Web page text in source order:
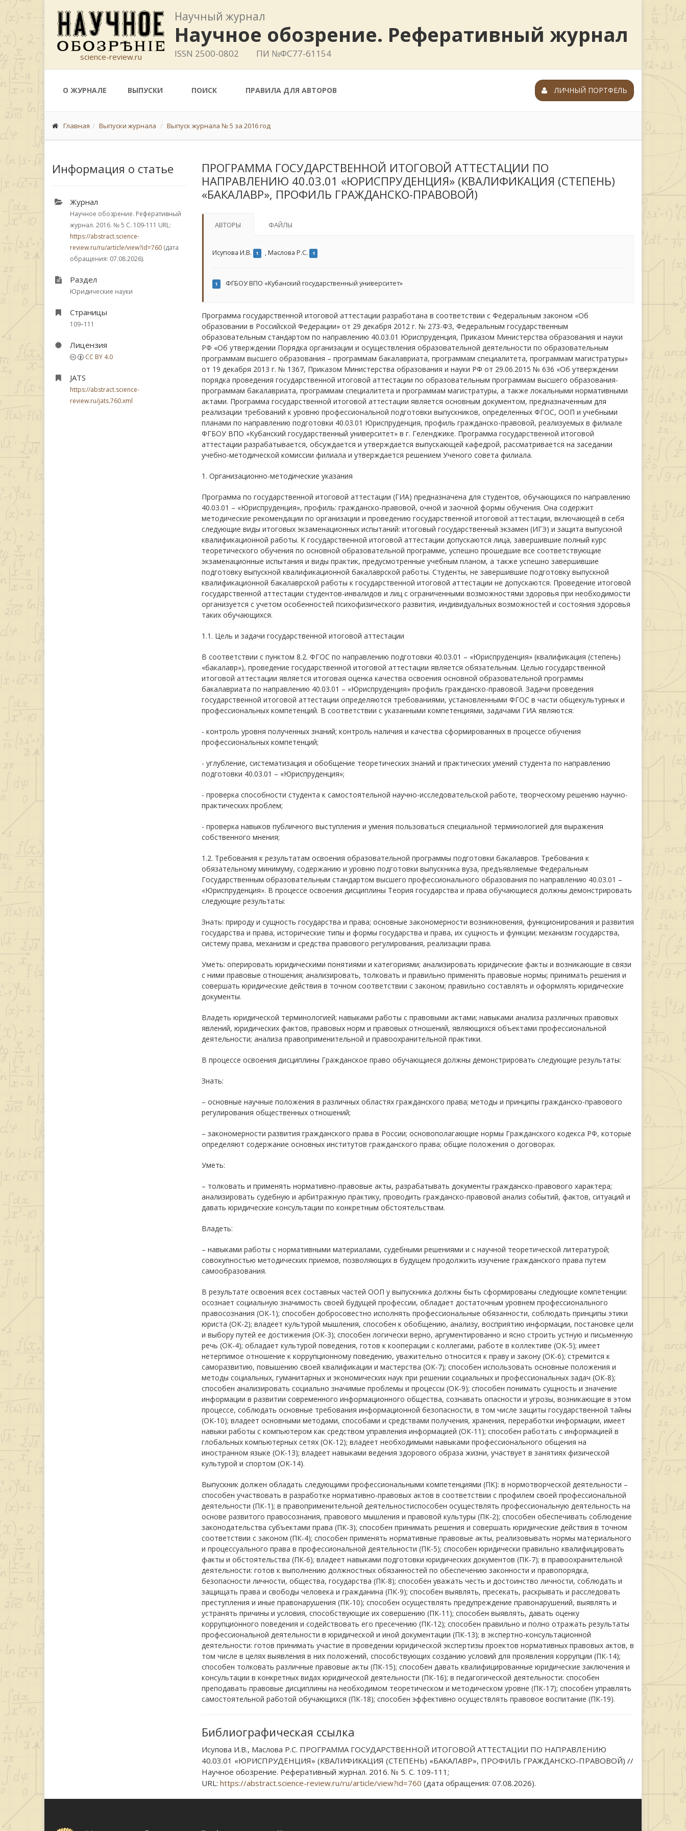
science-review.ru
Научный журнал
Научное обозрение. Реферативный журнал
ISSN 2500-0802 ПИ №ФС77-61154
О ЖУРНАЛЕ ВЫПУСКИ ПОИСК ПРАВИЛА ДЛЯ АВТОРОВ ЛИЧНЫЙ ПОРТФЕЛЬ
Главная Выпуски журнала Выпуск журнала № 5 за 2016 год
Информация о статье
Журнал
Научное обозрение. Реферативный
журнал. 2016. № 5 С. 109-111 URL:
https://abstract.science-
review.ru/ru/article/view?id=760 (дата
обращения: 07.08.2026).
Раздел
Юридические науки
Страницы
109–111
Лицензия
CC BY 4.0
JATS
https://abstract.science-
review.ru/jats.760.xml
ПРОГРАММА ГОСУДАРСТВЕННОЙ ИТОГОВОЙ АТТЕСТАЦИИ ПО
НАПРАВЛЕНИЮ 40.03.01 «ЮРИСПРУДЕНЦИЯ» (КВАЛИФИКАЦИЯ (СТЕПЕНЬ)
«БАКАЛАВР», ПРОФИЛЬ ГРАЖДАНСКО-ПРАВОВОЙ)
АВТОРЫ ФАЙЛЫ
Исупова И.В. 1 ,Маслова Р.С. 1
1 ФГБОУ ВПО «Кубанский государственный университет»
Программа государственной итоговой аттестации разработана в соответствии с Федеральным законом «Об
образовании в Российской Федерации» от 29 декабря 2012 г. № 273-ФЗ, Федеральным государственным
образовательным стандартом по направлению 40.03.01 Юриспруденция, Приказом Министерства образования и науки
РФ «Об утверждении Порядка организации и осуществления образовательной деятельности по образовательным
программам высшего образования – программам бакалавриата, программам специалитета, программам магистратуры»
от 19 декабря 2013 г. № 1367, Приказом Министерства образования и науки РФ от 29.06.2015 № 636 «Об утверждении
порядка проведения государственной итоговой аттестации по образовательным программам высшего образования-
программам бакалавриата, программам специалитета и программам магистратуры, а также локальными нормативными
актами. Программа государственной итоговой аттестации является основным документом, предназначенным для
реализации требований к уровню профессиональной подготовки выпускников, определенных ФГОС, ООП и учебными
планами по направлению подготовки 40.03.01 Юриспруденция, профиль гражданско-правовой, реализуемых в филиале
ФГБОУ ВПО «Кубанский государственный университет» в г. Геленджике. Программа государственной итоговой
аттестации разрабатывается, обсуждается и утверждается выпускающей кафедрой, рассматривается на заседании
учебно-методической комиссии филиала и утверждается решением Ученого совета филиала.
1. Организационно-методические указания
Программа по государственной итоговой аттестации (ГИА) предназначена для студентов, обучающихся по направлению
40.03.01 – «Юриспруденция», профиль: гражданско-правовой, очной и заочной формы обучения. Она содержит
методические рекомендации по организации и проведению государственной итоговой аттестации, включающей в себя
следующие виды итоговых экзаменационных испытаний: итоговый государственный экзамен (ИГЭ) и защита выпускной
квалификационной работы. К государственной итоговой аттестации допускаются лица, завершившие полный курс
теоретического обучения по основной образовательной программе, успешно прошедшие все соответствующие
экзаменационные испытания и виды практик, предусмотренные учебным планом, а также успешно завершившие
подготовку выпускной квалификационной бакалаврской работы. Студенты, не завершившие подготовку выпускной
квалификационной бакалаврской работы к государственной итоговой аттестации не допускаются. Проведение итоговой
государственной аттестации студентов-инвалидов и лиц с ограниченными возможностями здоровья при необходимости
организуется с учетом особенностей психофизического развития, индивидуальных возможностей и состояния здоровья
таких обучающихся.
1.1. Цель и задачи государственной итоговой аттестации
В соответствии с пунктом 8.2. ФГОС по направлению подготовки 40.03.01 – «Юриспруденция» (квалификация (степень)
«бакалавр»), проведение государственной итоговой аттестации является обязательным. Целью государственной
итоговой аттестации является итоговая оценка качества освоения основной образовательной программы
бакалавриата по направлению 40.03.01 – «Юриспруденция» профиль гражданско-правовой. Задачи проведения
государственной итоговой аттестации определяются требованиями, установленными ФГОС в части общекультурных и
профессиональных компетенций. В соответствии с указанными компетенциями, задачами ГИА являются:
- контроль уровня полученных знаний; контроль наличия и качества сформированных в процессе обучения
профессиональных компетенций;
- углубление, систематизация и обобщение теоретических знаний и практических умений студента по направлению
подготовки 40.03.01 – «Юриспруденция»;
- проверка способности студента к самостоятельной научно-исследовательской работе, творческому решению научно-
практических проблем;
- проверка навыков публичного выступления и умения пользоваться специальной терминологией для выражения
собственного мнения;
1.2. Требования к результатам освоения образовательной программы подготовки бакалавров. Требования к
обязательному минимуму, содержанию и уровню подготовки выпускника вуза, предъявляемые Федеральным
Государственным образовательным стандартом высшего профессионального образования по направлению 40.03.01 –
«Юриспруденция». В процессе освоения дисциплины Теория государства и права обучающиеся должны демонстрировать
следующие результаты:
Знать: природу и сущность государства и права; основные закономерности возникновения, функционирования и развития
государства и права, исторические типы и формы государства и права, их сущность и функции; механизм государства,
систему права, механизм и средства правового регулирования, реализации права.
Уметь: оперировать юридическими понятиями и категориями; анализировать юридические факты и возникающие в связи
с ними правовые отношения; анализировать, толковать и правильно применять правовые нормы; принимать решения и
совершать юридические действия в точном соответствии с законом; правильно составлять и оформлять юридические
документы.
Владеть юридической терминологией; навыками работы с правовыми актами; навыками анализа различных правовых
явлений, юридических фактов, правовых норм и правовых отношений, являющихся объектами профессиональной
деятельности; анализа правоприменительной и правоохранительной практики.
В процессе освоения дисциплины Гражданское право обучающиеся должны демонстрировать следующие результаты:
Знать:
– основные научные положения в различных областях гражданского права; методы и принципы гражданско-правового
регулирования общественных отношений;
– закономерности развития гражданского права в России; основополагающие нормы Гражданского кодекса РФ, которые
определяют содержание основных институтов гражданского права; общие положения о договорах.
Уметь:
– толковать и применять нормативно-правовые акты, разрабатывать документы гражданско-правового характера;
анализировать судебную и арбитражную практику, проводить гражданско-правовой анализ событий, фактов, ситуаций и
давать юридические консультации по конкретным обстоятельствам.
Владеть:
– навыками работы с нормативными материалами, судебными решениями и с научной теоретической литературой;
совокупностью методических приемов, позволяющих в будущем продолжить изучение гражданского права путем
самообразования.
В результате освоения всех составных частей ООП у выпускника должны быть сформированы следующие компетенции:
осознает социальную значимость своей будущей профессии, обладает достаточным уровнем профессионального
правосознания (ОК-1); способен добросовестно исполнять профессиональные обязанности, соблюдать принципы этики
юриста (ОК-2); владеет культурой мышления, способен к обобщению, анализу, восприятию информации, постановке цели
и выбору путей ее достижения (ОК-3); способен логически верно, аргументированно и ясно строить устную и письменную
речь (ОК-4); обладает культурой поведения, готов к кооперации с коллегами, работе в коллективе (ОК-5); имеет
нетерпимое отношение к коррупционному поведению, уважительно относится к праву и закону (ОК-6); стремится к
саморазвитию, повышению своей квалификации и мастерства (ОК-7); способен использовать основные положения и
методы социальных, гуманитарных и экономических наук при решении социальных и профессиональных задач (ОК-8);
способен анализировать социально значимые проблемы и процессы (ОК-9); способен понимать сущность и значение
информации в развитии современного информационного общества, сознавать опасности и угрозы, возникающие в этом
процессе, соблюдать основные требования информационной безопасности, в том числе защиты государственной тайны
(ОК-10); владеет основными методами, способами и средствами получения, хранения, переработки информации, имеет
навыки работы с компьютером как средством управления информацией (ОК-11); способен работать с информацией в
глобальных компьютерных сетях (ОК-12); владеет необходимыми навыками профессионального общения на
иностранном языке (ОК-13); владеет навыками ведения здорового образа жизни, участвует в занятиях физической
культурой и спортом (ОК-14).
Выпускник должен обладать следующими профессиональными компетенциями (ПК): в нормотворческой деятельности –
способен участвовать в разработке нормативно-правовых актов в соответствии с профилем своей профессиональной
деятельности (ПК-1); в правоприменительной деятельностиспособен осуществлять профессиональную деятельность на
основе развитого правосознания, правового мышления и правовой культуры (ПК-2); способен обеспечивать соблюдение
законодательства субъектами права (ПК-3); способен принимать решения и совершать юридические действия в точном
соответствии с законом (ПК-4); способен применять нормативные правовые акты, реализовывать нормы материального
и процессуального права в профессиональной деятельности (ПК-5); способен юридически правильно квалифицировать
факты и обстоятельства (ПК-6); владеет навыками подготовки юридических документов (ПК-7); в правоохранительной
деятельности: готов к выполнению должностных обязанностей по обеспечению законности и правопорядка,
безопасности личности, общества, государства (ПК-8); способен уважать честь и достоинство личности, соблюдать и
защищать права и свободы человека и гражданина (ПК-9); способен выявлять, пресекать, раскрывать и расследовать
преступления и иные правонарушения (ПК-10); способен осуществлять предупреждение правонарушений, выявлять и
устранять причины и условия, способствующие их совершению (ПК-11); способен выявлять, давать оценку
коррупционного поведения и содействовать его пресечению (ПК-12); способен правильно и полно отражать результаты
профессиональной деятельности в юридической и иной документации (ПК-13); в экспертно-консультационной
деятельности: готов принимать участие в проведении юридической экспертизы проектов нормативных правовых актов, в
том числе в целях выявления в них положений, способствующих созданию условий для проявления коррупции (ПК-14);
способен толковать различные правовые акты (ПК-15); способен давать квалифицированные юридические заключения и
консультации в конкретных видах юридической деятельности (ПК-16); в педагогической деятельности: способен
преподавать правовые дисциплины на необходимом теоретическом и методическом уровне (ПК-17); способен управлять
самостоятельной работой обучающихся (ПК-18); способен эффективно осуществлять правовое воспитание (ПК-19).
Библиографическая ссылка
Исупова И.В., Маслова Р.С. ПРОГРАММА ГОСУДАРСТВЕННОЙ ИТОГОВОЙ АТТЕСТАЦИИ ПО НАПРАВЛЕНИЮ
40.03.01 «ЮРИСПРУДЕНЦИЯ» (КВАЛИФИКАЦИЯ (СТЕПЕНЬ) «БАКАЛАВР», ПРОФИЛЬ ГРАЖДАНСКО-ПРАВОВОЙ) //
Научное обозрение. Реферативный журнал. 2016. № 5. С. 109-111;
URL: https://abstract.science-review.ru/ru/article/view?id=760 (дата обращения: 07.08.2026).